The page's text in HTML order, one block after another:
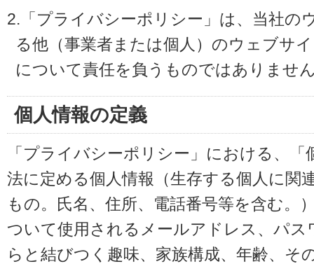
2.「プライバシーポリシー」は、当社の
る他（事業者または個人）のウェブサ
について責任を負うものではありませ
個人情報の定義
「プライバシーポリシー」における、
法に定める個人情報（生存する個人に関
もの。氏名、住所、電話番号等を含む。
ついて使用されるメールアドレス、パ
らと結びつく趣味、家族構成、年齢、そ